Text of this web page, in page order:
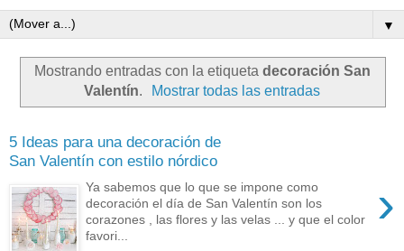
▼
Mostrando entradas con la etiqueta decoración San
Valentín. Mostrar todas las entradas
5 Ideas para una decoración de
San Valentín con estilo nórdico
›
Ya sabemos que lo que se impone como
decoración el día de San Valentín son los
corazones , las flores y las velas ... y que el color
favori...